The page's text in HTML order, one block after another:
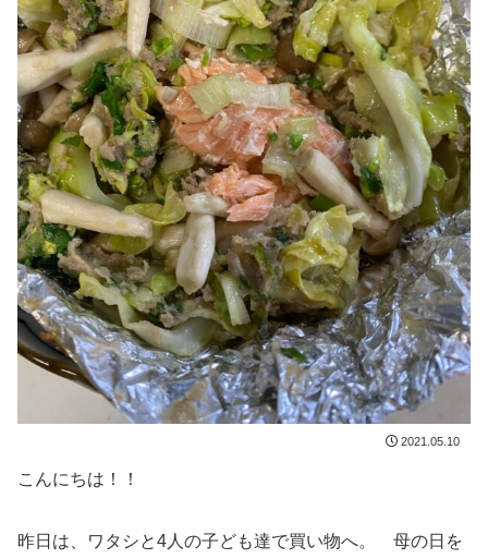
2021.05.10
こんにちは！！
昨日は、ワタシと4人の子ども達で買い物へ。 母の日を